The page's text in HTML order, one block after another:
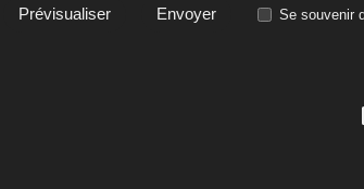
Se souvenir